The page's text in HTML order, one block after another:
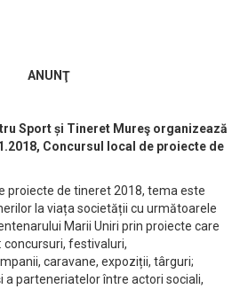
ANUNŢ
Sportși Tineret Mureş organizează
Concursul local de proiecte de
proiecte de tineret 2018, tema este
la viața societății cu următoarele
Marii Uniri prin proiecte care
festivaluri,
caravane, expoziții, târguri;
a parteneriatelor între actori sociali,